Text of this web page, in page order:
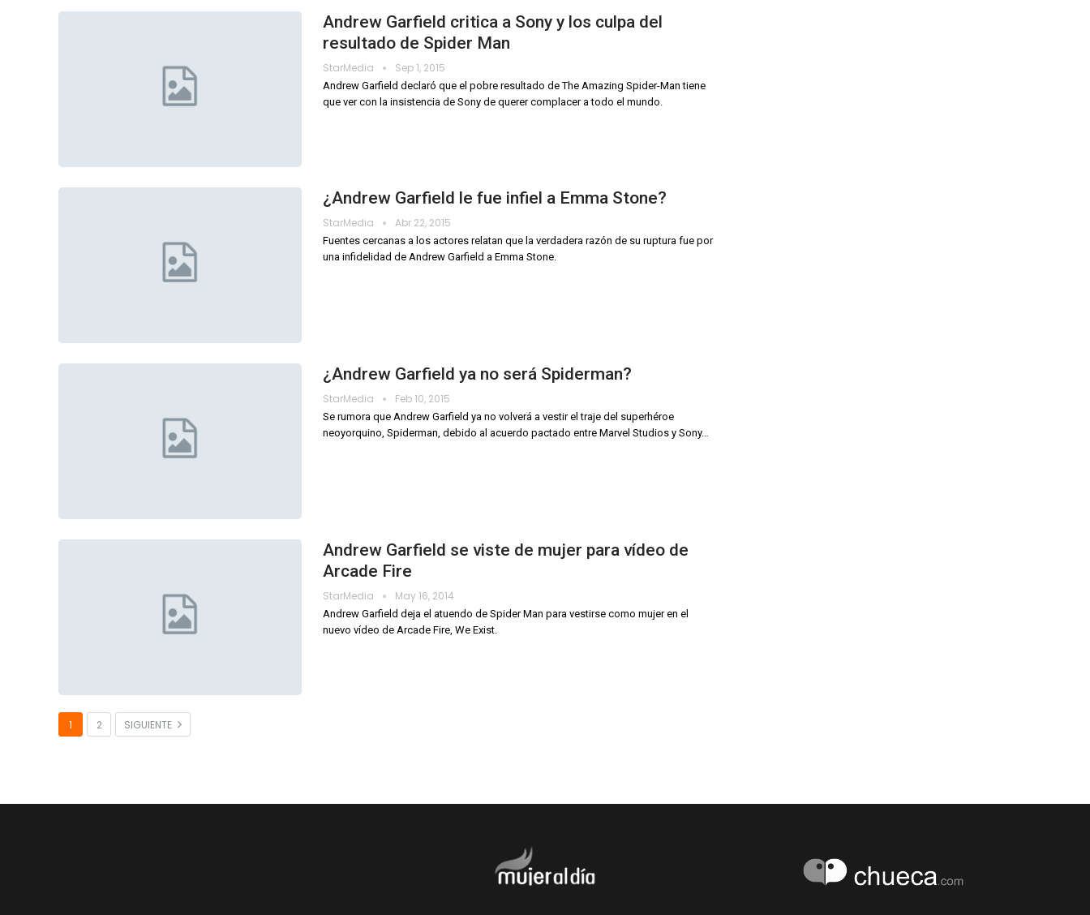
Andrew Garfield critica a Sony y los culpa del
resultado de Spider Man
StarMedia Sep 1, 2015
Andrew Garfield declaró que el pobre resultado de The Amazing Spider-Man tiene
que ver con la insistencia de Sony de querer complacer a todo el mundo.
¿Andrew Garfield le fue infiel a Emma Stone?
StarMedia Abr 22, 2015
Fuentes cercanas a los actores relatan que la verdadera razón de su ruptura fue por
una infidelidad de Andrew Garfield a Emma Stone.
¿Andrew Garfield ya no será Spiderman?
StarMedia Feb 10, 2015
Se rumora que Andrew Garfield ya no volverá a vestir el traje del superhéroe
neoyorquino, Spiderman, debido al acuerdo pactado entre Marvel Studios y Sony…
Andrew Garfield se viste de mujer para vídeo de
Arcade Fire
StarMedia May 16, 2014
Andrew Garfield deja el atuendo de Spider Man para vestirse como mujer en el
nuevo vídeo de Arcade Fire, We Exist.
1 2 SIGUIENTE